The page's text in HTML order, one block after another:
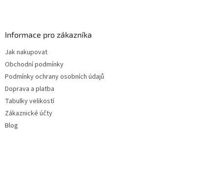
Informace pro zákazníka
Jak nakupovat
Obchodní podmínky
Podmínky ochrany osobních údajů
Doprava a platba
Tabulky velikostí
Zákaznické účty
Blog